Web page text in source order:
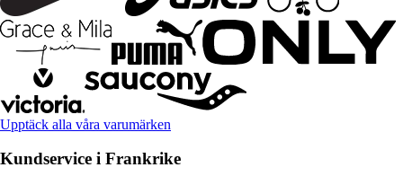
Upptäck alla våra varumärken
Kundservice i Frankrike